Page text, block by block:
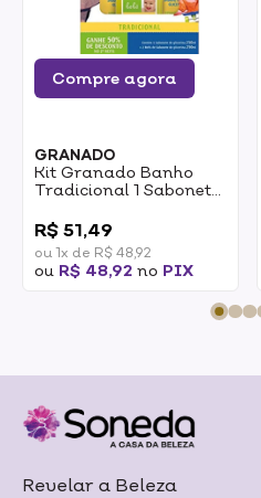
Compre agora
GRANADO
Kit Granado Banho
Tradicional 1 Sabonete
De Sabonete Líquido
250ml 1un
R$ 51,49
ou 1x de R$ 48,92
ou R$ 48,92 no PIX
Revelar a Beleza